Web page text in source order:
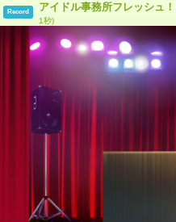
Record アイドル事務所フレッシュ！
1秒)